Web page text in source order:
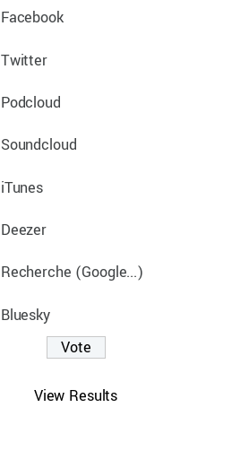
Facebook
Twitter
Podcloud
Soundcloud
iTunes
Deezer
Recherche (Google...)
Bluesky
View Results